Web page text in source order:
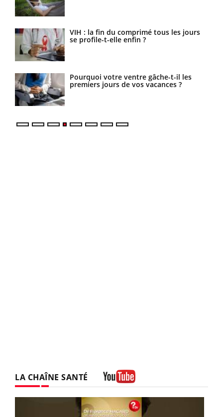
VIH : la fin du comprimé tous les jours
se profile-t-elle enfin ?
Pourquoi votre ventre gâche-t-il les
premiers jours de vos vacances ?
Le Viagra pourrait-il freiner la
propagation du cancer ?
Pourquoi manger moins de protéines
pourrait finalement être bénéfique
LA CHAÎNE SANTÉ